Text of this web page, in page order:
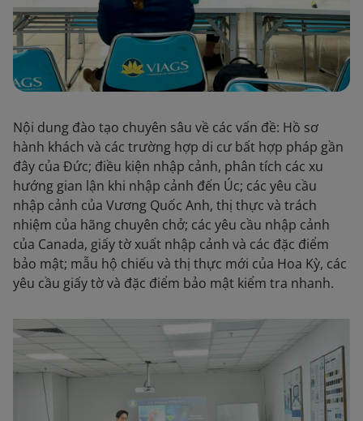
Nội dung đào tạo chuyên sâu về các vấn đề: Hồ sơ
hành khách và các trường hợp di cư bất hợp pháp gần
đây của Đức; điều kiện nhập cảnh, phân tích các xu
hướng gian lận khi nhập cảnh đến Úc; các yêu cầu
nhập cảnh của Vương Quốc Anh, thị thực và trách
nhiệm của hãng chuyên chở; các yêu cầu nhập cảnh
của Canada, giấy tờ xuất nhập cảnh và các đặc điểm
bảo mật; mẫu hộ chiếu và thị thực mới của Hoa Kỳ, các
yêu cầu giấy tờ và đặc điểm bảo mật kiểm tra nhanh.